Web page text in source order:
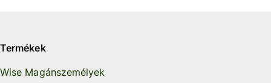
Termékek
Wise Magánszemélyek